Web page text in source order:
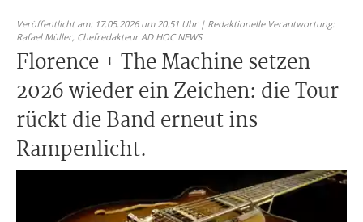
Veröffentlicht am: 17.05.2026 um 20:51 Uhr | Redaktionelle Verantwortung:
Rafael Müller, Chefredakteur AD HOC NEWS
Florence + The Machine setzen
2026 wieder ein Zeichen: die Tour
rückt die Band erneut ins
Rampenlicht.